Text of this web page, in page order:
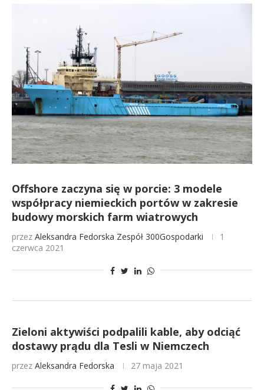
Offshore zaczyna się w porcie: 3 modele
współpracy niemieckich portów w zakresie
budowy morskich farm wiatrowych
przez Aleksandra Fedorska Zespół 300Gospodarki
1
czerwca 2021
Zieloni aktywiści podpalili kable, aby odciąć
dostawy prądu dla Tesli w Niemczech
przez Aleksandra Fedorska 27 maja 2021